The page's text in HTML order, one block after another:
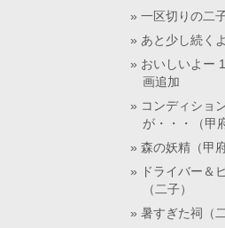
一区切りの二
あと少し続く
おいしいよー
画追加
コンディショ
が・・・（甲
森の妖精（甲府
ドライバー＆
（二子）
暑すぎた祠（二